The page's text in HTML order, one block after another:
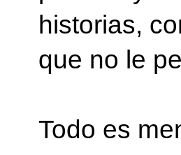
historias,
que no le
Todo es